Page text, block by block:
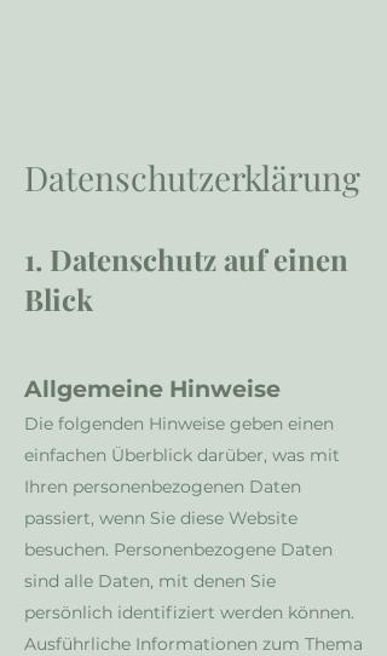
Datenschutzerklärung
1. Datenschutz auf einen
Blick
Allgemeine Hinweise
Die folgenden Hinweise geben einen
einfachen Überblick darüber, was mit
Ihren personenbezogenen Daten
passiert, wenn Sie diese Website
besuchen. Personenbezogene Daten
sind alle Daten, mit denen Sie
persönlich identifiziert werden können.
Ausführliche Informationen zum Thema